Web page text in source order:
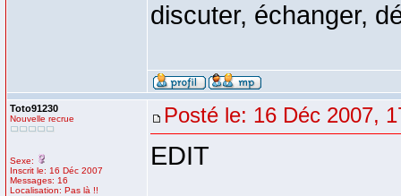
discuter, échanger,
Toto91230
Nouvelle recrue
Sexe:
Inscrit le: 16 Déc 2007
Messages: 16
Localisation: Pas là !!
Posté le: 16 Déc 2007,
EDIT